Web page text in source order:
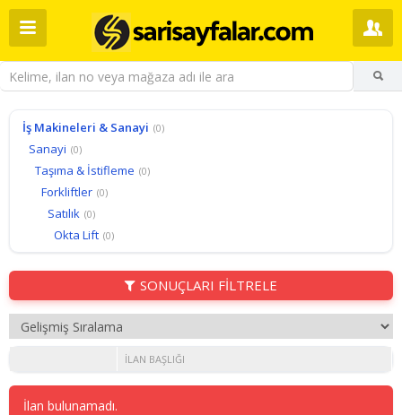
İş Makineleri & Sanayi (0)
Sanayi (0)
Taşıma & İstifleme (0)
Forkliftler (0)
Satılık (0)
Okta Lift (0)
SONUÇLARI FİLTRELE
İLAN BAŞLIĞI
İlan bulunamadı.